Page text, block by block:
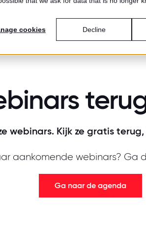
cookies Decline
webinars. Kijk ze gratis
aankomende webinars? Ga
Ga naar de agenda